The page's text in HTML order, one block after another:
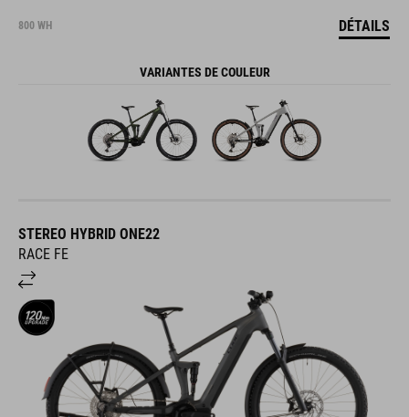
800 WH DÉTAILS
VARIANTES DE COULEUR
STEREO HYBRID ONE22
RACE FE